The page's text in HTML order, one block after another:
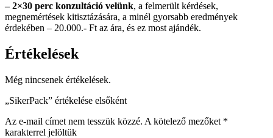
– 2×30 perc konzultáció velünk, a felmerült kérdések,
megnemértések kitisztázására, a minél gyorsabb eredmények
érdekében – 20.000.- Ft az ára, és ez most ajándék.
Értékelések
Még nincsenek értékelések.
„SikerPack” értékelése elsőként
Az e-mail címet nem tesszük közzé. A kötelező mezőket *
karakterrel jelöltük